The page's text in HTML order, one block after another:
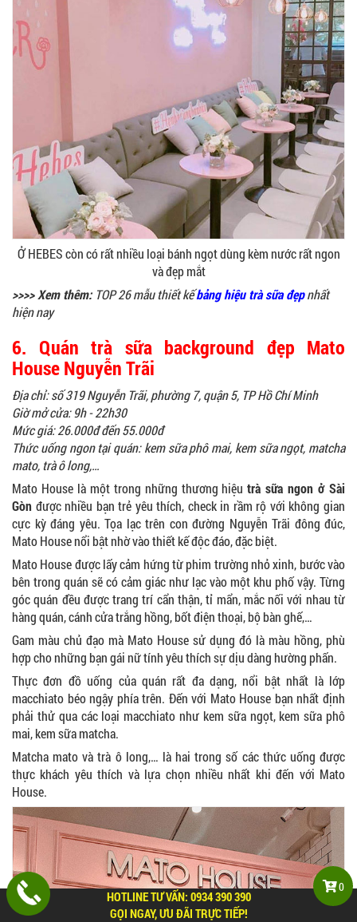
0
Ở HEBES còn có rất nhiều loại bánh ngọt dùng kèm nước rất ngon
và đẹp mắt
>>>> Xem thêm: TOP 26 mẫu thiết kếbảng hiệu trà sữa đẹpnhất
hiện nay
6. Quán trà sữa background đẹp Mato
House Nguyễn Trãi
Địa chỉ: số 319 Nguyễn Trãi, phường 7, quận 5, TP Hồ Chí Minh
Giờ mở cửa: 9h - 22h30
Mức giá: 26.000đ đến 55.000đ
Thức uống ngon tại quán: kem sữa phô mai, kem sữa ngọt, matcha
mato, trà ô long,…
Mato House là một trong những thương hiệutrà sữa ngon ở Sài
Gòn được nhiều bạn trẻ yêu thích, check in rầm rộ với không gian
cực kỳ đáng yêu. Tọa lạc trên con đường Nguyễn Trãi đông đúc,
Mato House nổi bật nhờ vào thiết kế độc đáo, đặc biệt.
Mato House được lấy cảm hứng từ phim trường nhỏ xinh, bước vào
bên trong quán sẽ có cảm giác như lạc vào một khu phố vậy. Từng
góc quán đều được trang trí cẩn thận, tỉ mẩn, mắc nối với nhau từ
hàng quán, cánh cửa trắng hồng, bốt điện thoại, bộ bàn ghế,…
Gam màu chủ đạo mà Mato House sử dụng đó là màu hồng, phù
hợp cho những bạn gái nữ tính yêu thích sự dịu dàng hường phấn.
Thực đơn đồ uống của quán rất đa dạng, nổi bật nhất là lớp
macchiato béo ngậy phía trên. Đến với Mato House bạn nhất định
phải thử qua các loại macchiato như kem sữa ngọt, kem sữa phô
mai, kem sữa matcha.
Matcha mato và trà ô long,… là hai trong số các thức uống được
thực khách yêu thích và lựa chọn nhiều nhất khi đến với Mato
House.
HOTLINE TƯ VẤN: 0934 390 390
GỌI NGAY, ƯU ĐÃI TRỰC TIẾP!